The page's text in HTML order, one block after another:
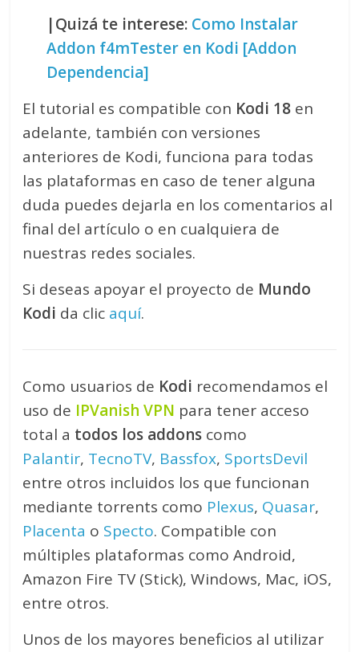
|Quizá te interese: Como Instalar
Addon f4mTester en Kodi [Addon
Dependencia]
El tutorial es compatible con Kodi 18 en
adelante, también con versiones
anteriores de Kodi, funciona para todas
las plataformas en caso de tener alguna
duda puedes dejarla en los comentarios al
final del artículo o en cualquiera de
nuestras redes sociales.
Si deseas apoyar el proyecto de Mundo
Kodi da clic aquí.
Como usuarios de Kodi recomendamos el
uso de IPVanish VPN para tener acceso
total a todos los addons como
Palantir, TecnoTV, Bassfox, SportsDevil
entre otros incluidos los que funcionan
mediante torrents como Plexus, Quasar,
Placenta o Specto. Compatible con
múltiples plataformas como Android,
Amazon Fire TV (Stick), Windows, Mac, iOS,
entre otros.
Unos de los mayores beneficios al utilizar